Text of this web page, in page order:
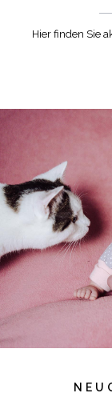
Hier finden Sie